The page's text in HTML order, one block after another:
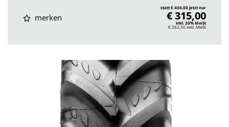
merken
statt € 404,00 jetzt nur
€ 315,00
inkl. 20% MwSt
€ 262,50exkl. MwSt